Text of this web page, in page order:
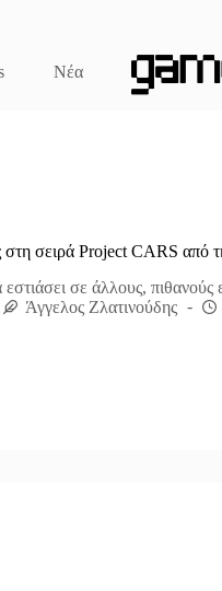
Νέα
στη σειρά Project CARS από
εστιάσει σε άλλους, πιθανούς
Άγγελος Ζλατινούδης